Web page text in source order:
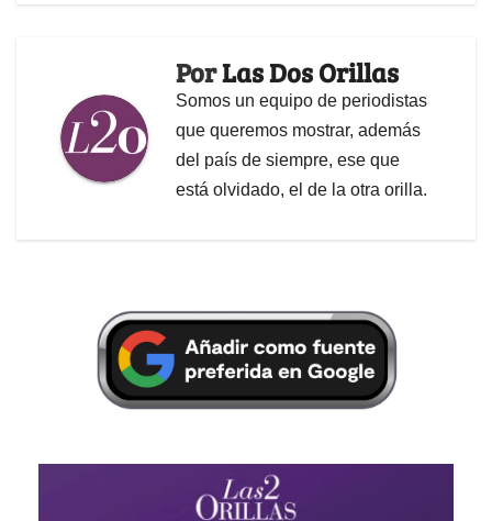
PorLas Dos Orillas
Somos un equipo de periodistas
que queremos mostrar, además
del país de siempre, ese que
está olvidado, el de la otra orilla.